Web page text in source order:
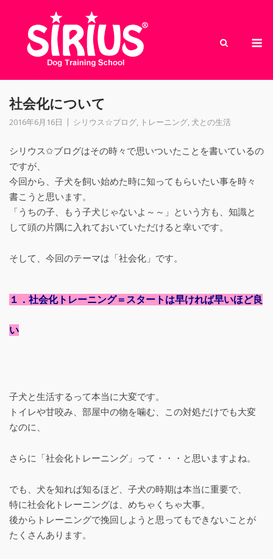
content
社会化について
2016年6月16日 シリウス☆ブログ, トレーニング, 犬との生活
シリウス✩ブログはその時々で思いついたことを書いているの
ですが、
今回から、子犬を飼い始めた時に知ってもらいたい事を時々
書こうと思います。
「うちの子、もう子犬じゃないよ～～」という方も、知識と
して頭の片隅に入れておいていただけると幸いです。
そして、今回のテーマは「社会化」です。
１．社会化トレーニング＝スタートは早ければ早いほど良
い
子犬と生活するって本当に大変です。
トイレや甘咬み、部屋中の物を噛む、この対処だけでも大変
なのに、
さらに「社会化トレーニング」って・・・と思いますよね。
でも、犬を知れば知るほど、子犬の時期は本当に重要で、
特に社会化トレーニングは、めちゃくちゃ大事。
後からトレーニングで挽回しようと思ってもできないことが
たくさんあります。